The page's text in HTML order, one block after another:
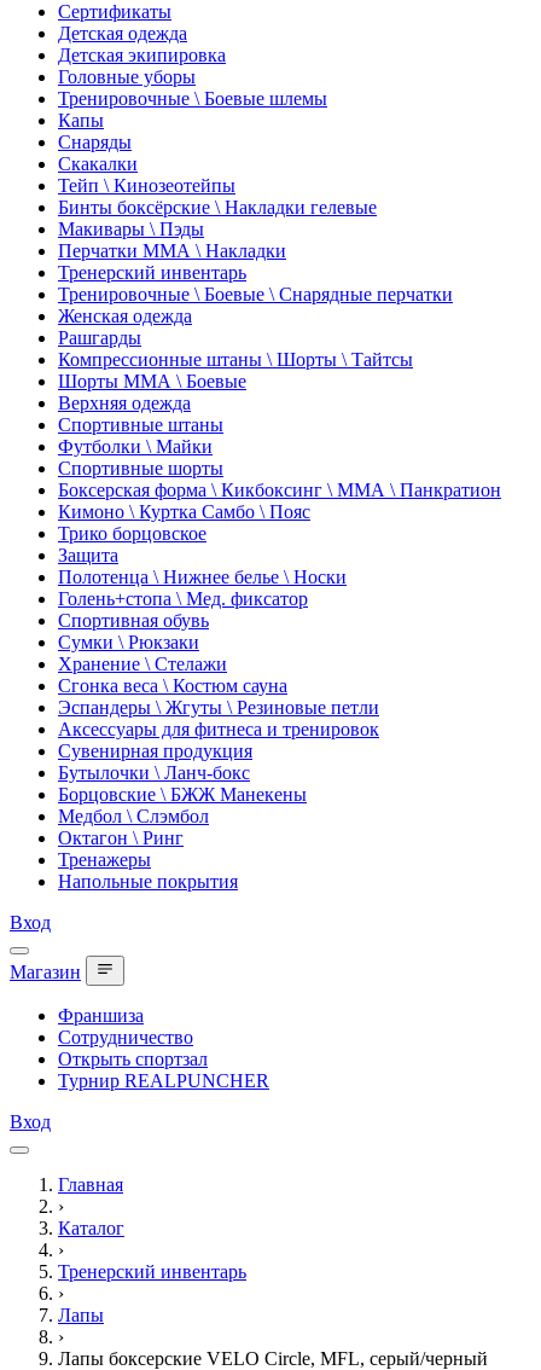
Сертификаты
Детская одежда
Детская экипировка
Головные уборы
Тренировочные \ Боевые шлемы
Капы
Снаряды
Скакалки
Тейп \ Кинозеотейпы
Бинты боксёрские \ Накладки гелевые
Макивары \ Пэды
Перчатки ММА \ Накладки
Тренерский инвентарь
Тренировочные \ Боевые \ Снарядные перчатки
Женская одежда
Рашгарды
Компрессионные штаны \ Шорты \ Тайтсы
Шорты ММА \ Боевые
Верхняя одежда
Спортивные штаны
Футболки \ Майки
Спортивные шорты
Боксерская форма \ Кикбоксинг \ ММА \ Панкратион
Кимоно \ Куртка Самбо \ Пояс
Трико борцовское
Защита
Полотенца \ Нижнее белье \ Носки
Голень+стопа \ Мед. фиксатор
Спортивная обувь
Сумки \ Рюкзаки
Хранение \ Стелажи
Сгонка веса \ Костюм сауна
Эспандеры \ Жгуты \ Резиновые петли
Аксессуары для фитнеса и тренировок
Сувенирная продукция
Бутылочки \ Ланч-бокс
Борцовские \ БЖЖ Манекены
Медбол \ Слэмбол
Октагон \ Ринг
Тренажеры
Напольные покрытия
Вход
Магазин
Франшиза
Сотрудничество
Открыть спортзал
Турнир REALPUNCHER
Вход
Главная
›
Каталог
›
Тренерский инвентарь
›
Лапы
›
Лапы боксерские VELO Сircle, MFL, серый/черный